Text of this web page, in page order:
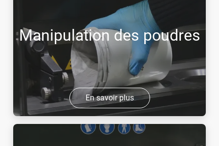
Manipulation des poudres
En savoir plus